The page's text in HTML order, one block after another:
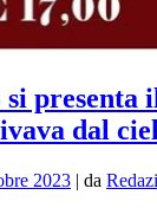
presenta
dal
2023 | da